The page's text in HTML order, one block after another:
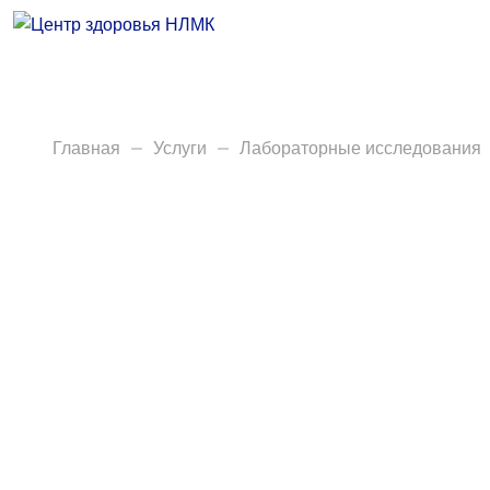
Анализы
Главная Услуги Лабораторные исследования